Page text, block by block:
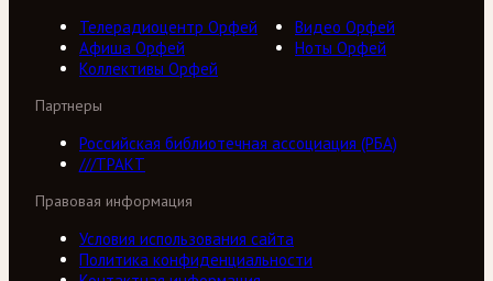
Телерадиоцентр Орфей
Видео Орфей
Афиша Орфей
Ноты Орфей
Коллективы Орфей
Партнеры
Российская библиотечная ассоциация (РБА)
///ТРАКТ
Правовая информация
Условия использования сайта
Политика конфиденциальности